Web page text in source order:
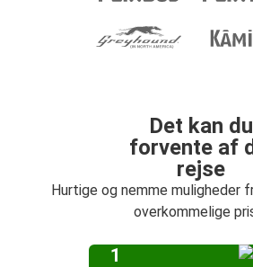
Det kan du
forvente af
rejse
Hurtige og nemme muligheder
overkommelige
1